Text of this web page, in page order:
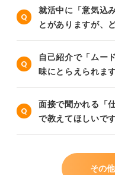
就活中に「意気込
とがありますが、
自己紹介で「ムー
味にとらえられま
面接で聞かれる「
で教えてほしいです
その